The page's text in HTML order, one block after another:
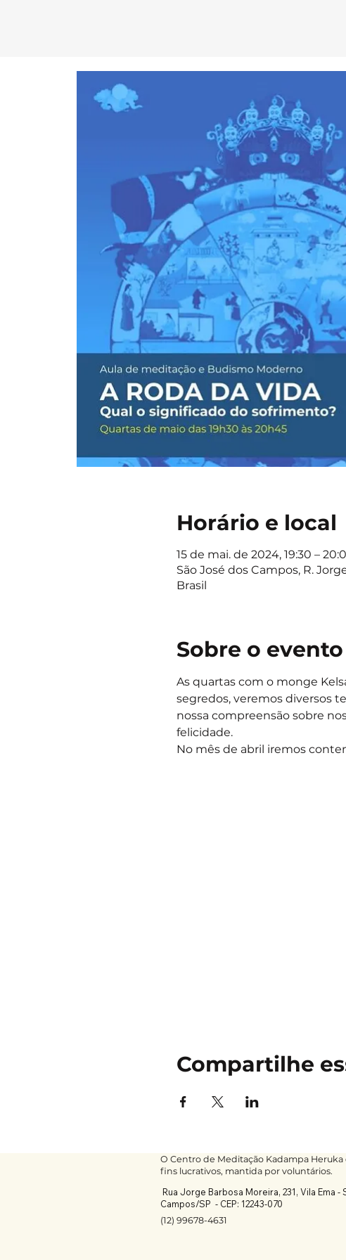
C O DE
AMPA H
Horário e local
15 de mai. de 2024, 19:30 –
São José dos Campos, R.
Brasil
Sobre o evento
As quartas com o monge
segredos, veremos diversos
nossa compreensão sobre
felicidade.
No mês de abril iremos
Compartilhe
O Centro de Meditação Kadampa
fins lucrativos, mantida por voluntários.
Rua Jorge Barbosa Moreira, 231, Vila Ema -
Campos/SP - CEP: 12243-070
(12) 99678-4631